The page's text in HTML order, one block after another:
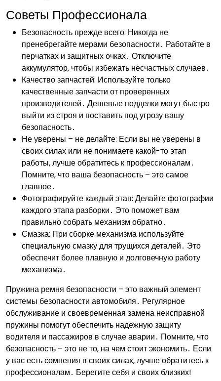
Советы Профессионала
Безопасность прежде всего: Никогда не
пренебрегайте мерами безопасности․ Работайте в
перчатках и защитных очках․ Отключите
аккумулятор‚ чтобы избежать несчастных случаев․
Качество запчастей: Используйте только
качественные запчасти от проверенных
производителей․ Дешевые подделки могут быстро
выйти из строя и поставить под угрозу вашу
безопасность․
Не уверены – не делайте: Если вы не уверены в
своих силах или не понимаете какой-то этап
работы‚ лучше обратитесь к профессионалам․
Помните‚ что ваша безопасность – это самое
главное․
Фотографируйте каждый этап: Делайте фотографии
каждого этапа разборки․ Это поможет вам
правильно собрать механизм обратно․
Смазка: При сборке механизма используйте
специальную смазку для трущихся деталей․ Это
обеспечит более плавную и долговечную работу
механизма․
Пружина ремня безопасности – это важный элемент
системы безопасности автомобиля․ Регулярное
обслуживание и своевременная замена неисправной
пружины помогут обеспечить надежную защиту
водителя и пассажиров в случае аварии․ Помните‚ что
безопасность – это не то‚ на чем стоит экономить․ Если
у вас есть сомнения в своих силах‚ лучше обратитесь к
профессионалам․ Берегите себя и своих близких!